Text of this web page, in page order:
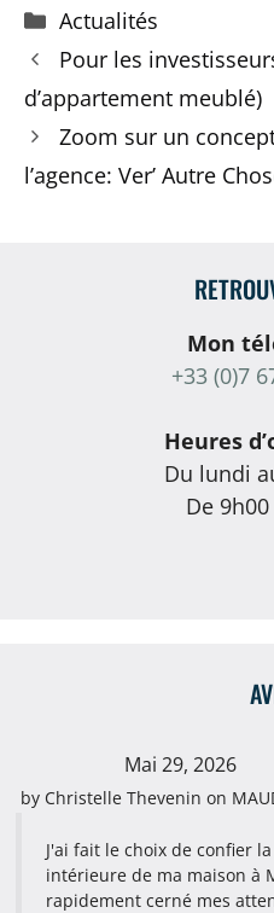
Catégories
Actualités
Pour les
d’appartement meublé)
Zoom sur un
l’agence: Ver’ Autre
Mon
+33 (0)7
Heures
Du lundi
De
Mai 29, 2026
by Christelle Thevenin on
J'ai fait le choix de confier
intérieure de ma maison à
rapidement cerné mes